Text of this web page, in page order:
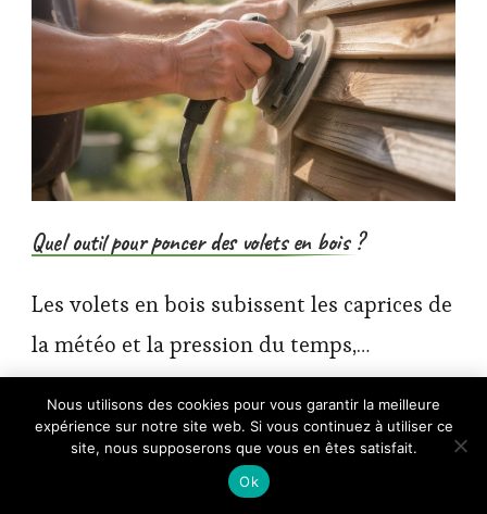
Quel outil pour poncer des volets en bois ?
Les volets en bois subissent les caprices de
la météo et la pression du temps,…
×
🔥 TOP VENTE
Lot de 10 feuilles de papier de verre -
Grain mixte, 3 fins,…
Voir l'offre
Nous utilisons des cookies pour vous garantir la meilleure
expérience sur notre site web. Si vous continuez à utiliser ce
site, nous supposerons que vous en êtes satisfait.
Ok